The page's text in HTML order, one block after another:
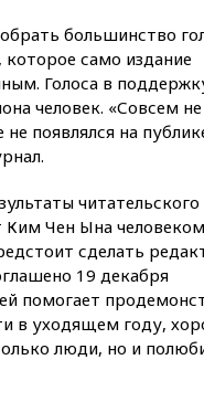
большинство
которое само издание
Голоса в
человек. «Совсем не
появлялся на
читательского
Ким Чен Ына
сделать
19 декабря
помогает
в уходящем году,
люди, но и